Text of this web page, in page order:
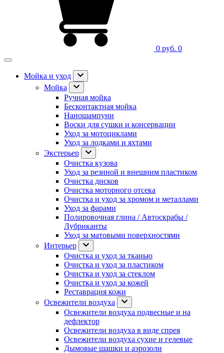
0 руб. 0
Мойка и уход
Мойка
Ручная мойка
Бесконтактная мойка
Наношампуни
Воски для сушки и консервации
Уход за мотоциклами
Уход за лодками и яхтами
Экстерьер
Очистка кузова
Уход за резиной и внешним пластиком
Очистка дисков
Очистка моторного отсека
Очистка и уход за хромом и металлами
Уход за фарами
Полировочная глина / Автоскрабы /
Лубриканты
Уход за матовыми поверхностями
Интерьер
Очистка и уход за тканью
Очистка и уход за пластиком
Очистка и уход за стеклом
Очистка и уход за кожей
Реставрация кожи
Освежители воздуха
Освежители воздуха подвесные и на
дефлектор
Освежители воздуха в виде спрея
Освежители воздуха сухие и гелевые
Дымовые шашки и аэрозоли